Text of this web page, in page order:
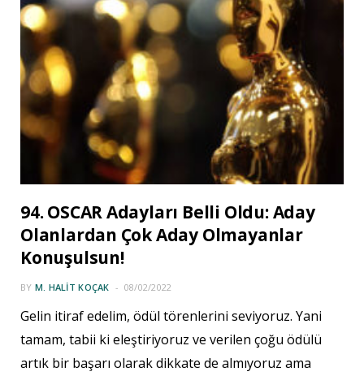
94. OSCAR Adayları Belli Oldu: Aday
Olanlardan Çok Aday Olmayanlar
Konuşulsun!
BY M. HALIT KOÇAK 08/02/2022
Gelin itiraf edelim, ödül törenlerini seviyoruz. Yani
tamam, tabii ki eleştiriyoruz ve verilen çoğu ödülü
artık bir başarı olarak dikkate de almıyoruz ama